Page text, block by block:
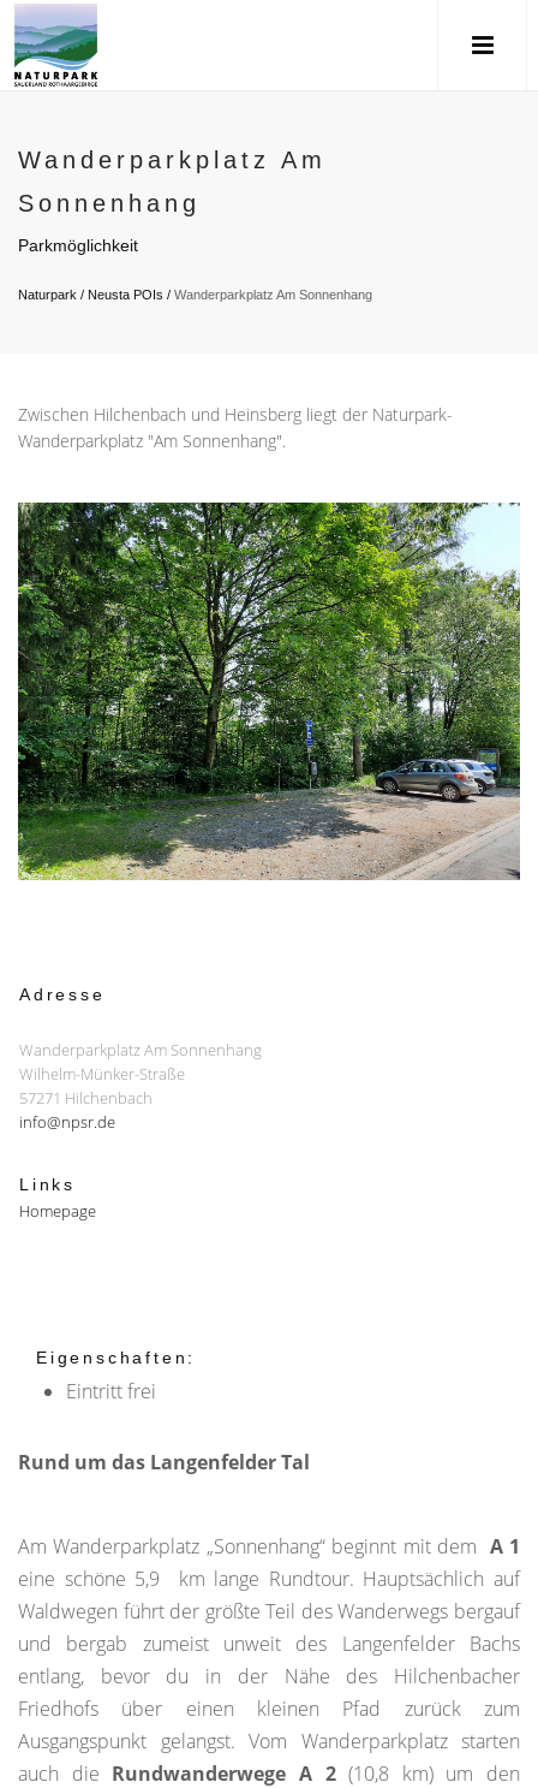
Wanderparkplatz Am
Sonnenhang
Parkmöglichkeit
Naturpark / Neusta POIs / Wanderparkplatz Am Sonnenhang
Zwischen Hilchenbach und Heinsberg liegt der Naturpark-
Wanderparkplatz "Am Sonnenhang".
Adresse
Wanderparkplatz Am Sonnenhang
Wilhelm-Münker-Straße
57271 Hilchenbach
info@npsr.de
Links
Homepage
Eigenschaften:
Eintritt frei
Rund um das Langenfelder Tal
Am Wanderparkplatz „Sonnenhang“ beginnt mit dem A 1
eine schöne 5,9 km lange Rundtour. Hauptsächlich auf
Waldwegen führt der größte Teil des Wanderwegs bergauf
und bergab zumeist unweit des Langenfelder Bachs
entlang, bevor du in der Nähe des Hilchenbacher
Friedhofs über einen kleinen Pfad zurück zum
Ausgangspunkt gelangst. Vom Wanderparkplatz starten
auch die Rundwanderwege A 2(10,8 km) um den